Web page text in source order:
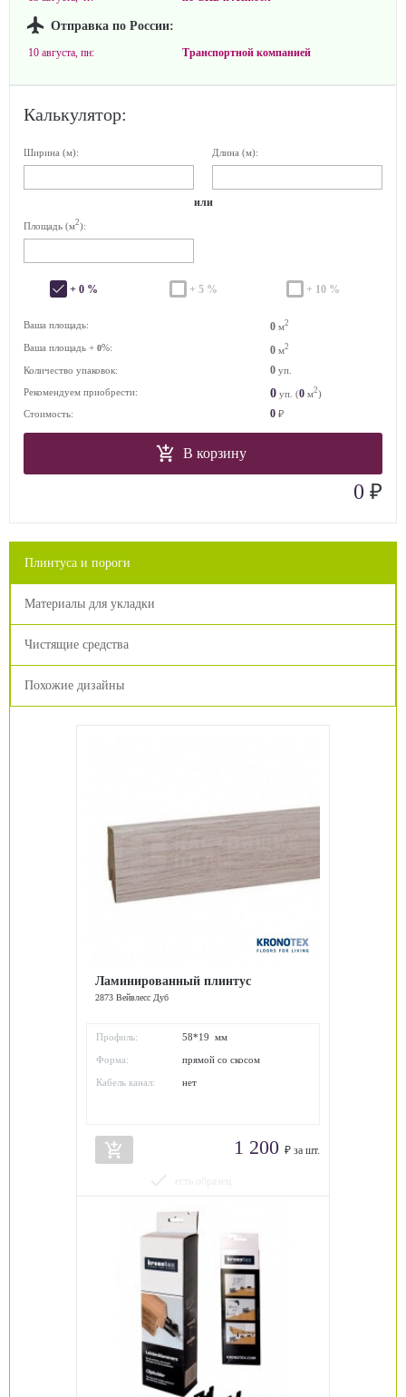
Отправка по России:
10 августа, пн: Транспортной компанией
Калькулятор:
Ширина (м): Длина (м):
или
Площадь (м2):
+ 0 % + 5 % + 10 %
Ваша площадь: 0 м2
Ваша площадь + 0%: 0 м2
Количество упаковок: 0 уп.
Рекомендуем приобрести:
0 уп. (0 м2)
Стоимость:
0 ₽
В корзину
0 ₽
Плинтуса и пороги
Материалы для укладки
Чистящие средства
Похожие дизайны
Ламинированный плинтус
2873 Вейвлесс Дуб
Профиль: 58*19 мм
Форма: прямой со скосом
Кабель канал: нет
add_shopping_cart 1 200 ₽ за шт.